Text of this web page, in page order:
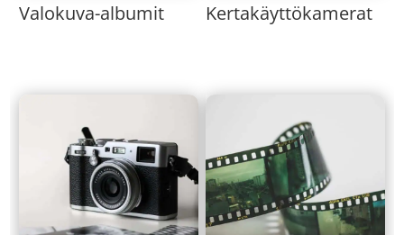
Valokuva-albumit Kertakäyttökamerat